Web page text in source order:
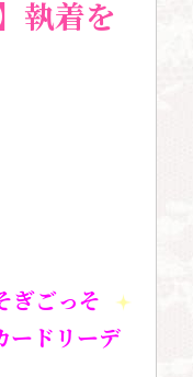
執着を
ぎごっそ
ードリーデ